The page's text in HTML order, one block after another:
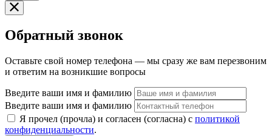
Обратный звонок
Оставьте свой номер телефона — мы сразу же вам перезвоним
и ответим на возникшие вопросы
Введите ваши имя и фамилию
Введите ваши имя и фамилию
Я прочел (прочла) и согласен (согласна) с политикой
конфиденциальности.